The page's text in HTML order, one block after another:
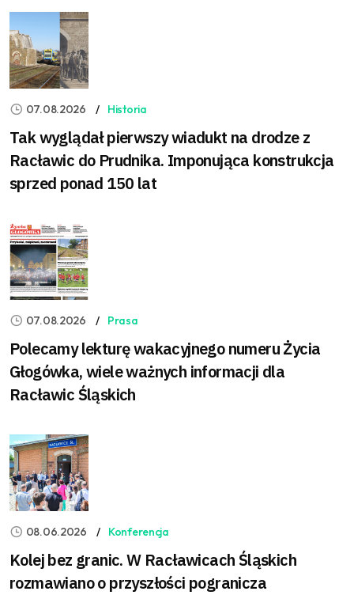
07.08.2026 Historia
Tak wyglądał pierwszy wiadukt na drodze z
Racławic do Prudnika. Imponująca konstrukcja
sprzed ponad 150 lat
07.08.2026 Prasa
Polecamy lekturę wakacyjnego numeru Życia
Głogówka, wiele ważnych informacji dla
Racławic Śląskich
08.06.2026 Konferencja
Kolej bez granic. W Racławicach Śląskich
rozmawiano o przyszłości pogranicza